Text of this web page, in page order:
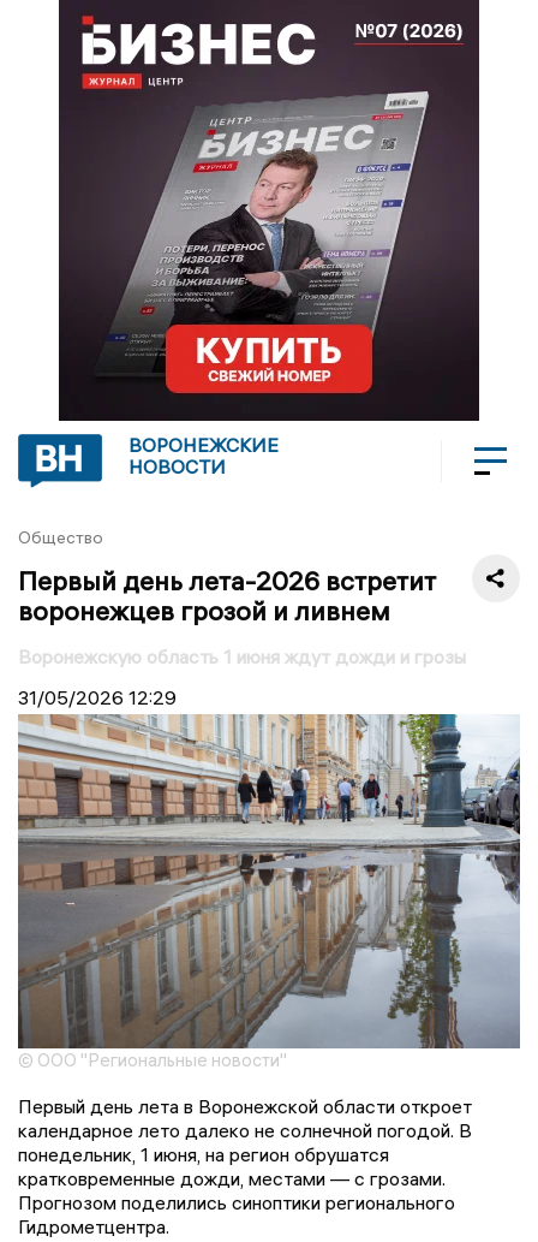
ВОРОНЕЖСКИЕ
НОВОСТИ
Общество
Первый день лета-2026 встретит
воронежцев грозой и ливнем
Воронежскую область 1 июня ждут дожди и грозы
31/05/2026 12:29
© ООО "Региональные новости"
Первый день лета в Воронежской области откроет
календарное лето далеко не солнечной погодой. В
понедельник, 1 июня, на регион обрушатся
кратковременные дожди, местами — с грозами.
Прогнозом поделились синоптики регионального
Гидрометцентра.